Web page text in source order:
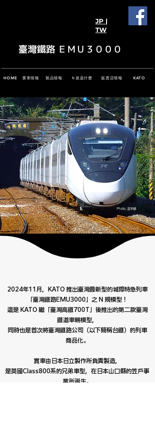
JP |
TW
臺灣鐵路 ＥＭＵ３０００
HOME 實車情報 製品情報 Ｎ規是什麼 販賣店情報 KATO
Photo: 莊宇靖
2024年11月，KATO 推出臺灣最新型的城際特急列車
「臺灣鐵路EMU3000」之 N 規模型！
這是 KATO 繼「臺灣高鐵700T」後推出的第二款臺灣
鐵道車輛模型，
同時也是首次將臺灣鐵路公司（以下簡稱台鐵）的列車
商品化。
實車由日本日立製作所負責製造，
是英國Class800系的兄弟車型，在日本山口縣的笠戶事
業所誕生。